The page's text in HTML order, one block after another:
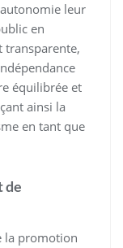
leur
en
équilibrée et
ainsi la
en tant que
de
la promotion